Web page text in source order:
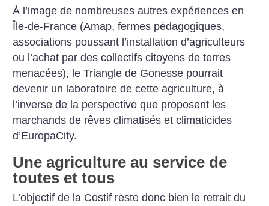
À l’image de nombreuses autres expériences en
Île-de-France (Amap, fermes pédagogiques,
associations poussant l’installation d’agriculteurs
ou l’achat par des collectifs citoyens de terres
menacées), le Triangle de Gonesse pourrait
devenir un laboratoire de cette agriculture, à
l’inverse de la perspective que proposent les
marchands de rêves climatisés et climaticides
d’EuropaCity.
Une agriculture au service de
toutes et tous
L’objectif de la Costif reste donc bien le retrait du